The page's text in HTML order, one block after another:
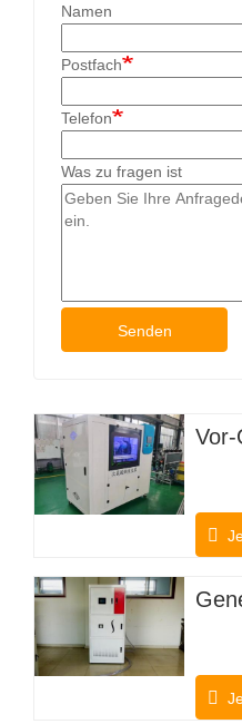
Namen
Postfach
Telefon
Was zu fragen ist
Senden